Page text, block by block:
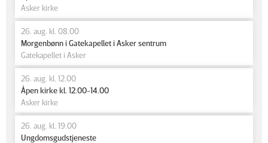
Asker kirke
26. aug. kl. 08.00
Morgenbønn i Gatekapellet i Asker sentrum
Gatekapellet i Asker
26. aug. kl. 12.00
Åpen kirke kl. 12.00-14.00
Asker kirke
26. aug. kl. 19.00
Ungdomsgudstjeneste